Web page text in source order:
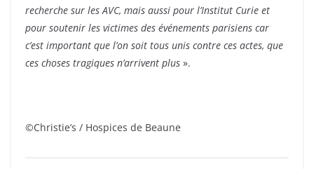
recherche sur les AVC, mais aussi pour l’Institut Curie et
pour soutenir les victimes des événements parisiens car
c’est important que l’on soit tous unis contre ces actes, que
ces choses tragiques n’arrivent plus ».
©Christie’s / Hospices de Beaune